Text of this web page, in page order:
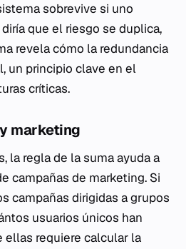
sobrevive si uno
que el riesgo se duplica,
revela cómo la redundancia
un principio clave en el
críticas.
marketing
la regla de la suma ayuda a
campañas de marketing. Si
campañas dirigidas a grupos
usuarios únicos han
ellas requiere calcular la